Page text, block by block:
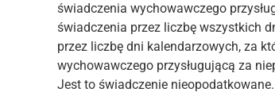
świadczenia wychowawczego
świadczenia przez liczbę wszystkich
przez liczbę dni kalendarzowych, za
wychowawczego przysługującą za
Jest to świadczenie nieopodatkowane.